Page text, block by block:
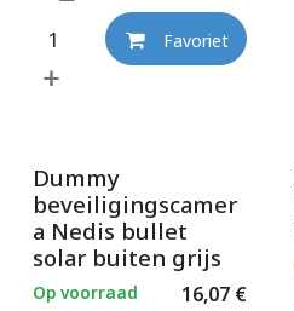
Favoriet
Dummy
beveiligingscamer
a Nedis bullet
solar buiten grijs
16,07€
Op voorraad